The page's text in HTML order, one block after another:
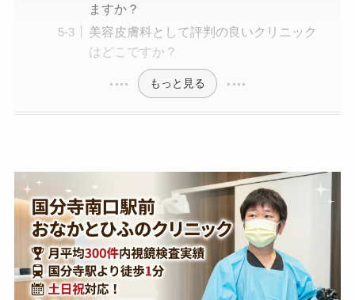
ますか？
美容皮膚科として評判の良いクリニック
はどこですか？
もっと見る